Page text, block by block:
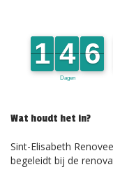
Wat houdt het in?
Sint-Elisabeth
begeleidt bij de